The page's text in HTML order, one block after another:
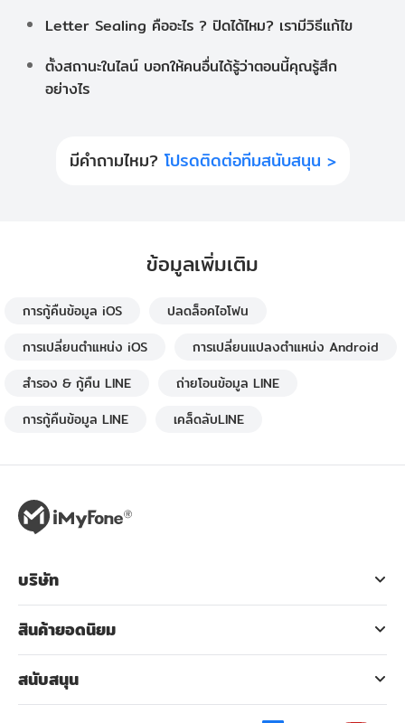
Letter Sealing คืออะไร ? ปิดได้ไหม? เรามีวิธีแก้ไข
ตั้งสถานะในไลน์ บอกให้คนอื่นได้รู้ว่าตอนนี้คุณรู้สึก
อย่างไร
มีคำถามไหม? โปรดติดต่อทีมสนับสนุน >
ข้อมูลเพิ่มเติม
การกู้คืนข้อมูล iOS
ปลดล็อคไอโฟน
การเปลี่ยนตำแหน่ง iOS
การเปลี่ยนแปลงตำแหน่ง Android
สำรอง & กู้คืน LINE
ถ่ายโอนข้อมูล LINE
การกู้คืนข้อมูล LINE
เคล็ดลับLINE
บริษัท
สินค้ายอดนิยม
สนับสนุน